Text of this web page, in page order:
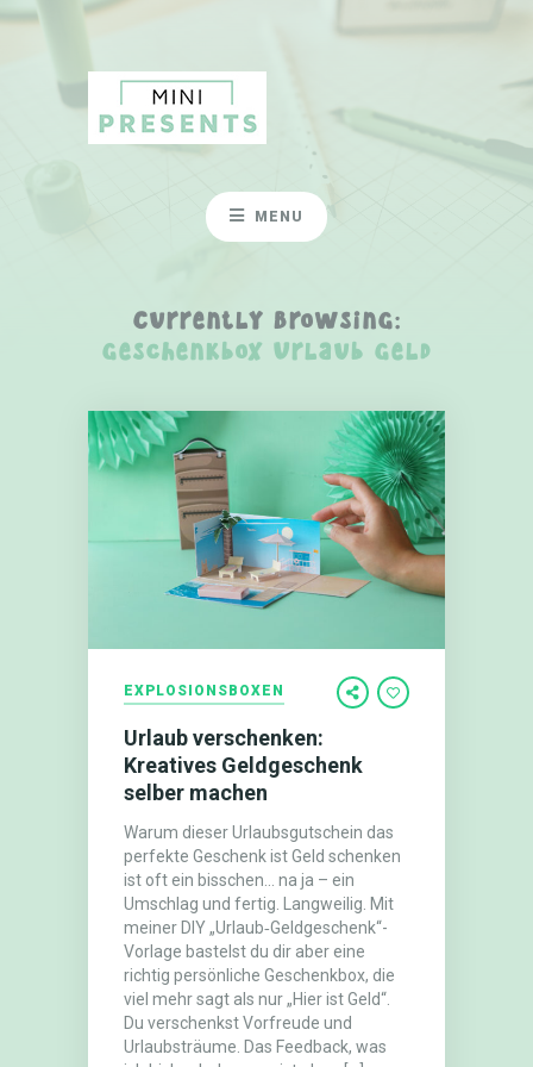
MENU
Currently Browsing:
Geschenkbox Urlaub Geld
EXPLOSIONSBOXEN
Urlaub verschenken:
Kreatives Geldgeschenk
selber machen
Warum dieser Urlaubsgutschein das
perfekte Geschenk ist Geld schenken
ist oft ein bisschen… na ja – ein
Umschlag und fertig. Langweilig. Mit
meiner DIY „Urlaub‑Geldgeschenk“-
Vorlage bastelst du dir aber eine
richtig persönliche Geschenkbox, die
viel mehr sagt als nur „Hier ist Geld“.
Du verschenkst Vorfreude und
Urlaubsträume. Das Feedback, was